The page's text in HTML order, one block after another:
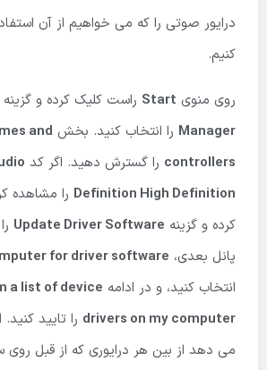
درایور صوتی را که می خواهیم از آن
کنیم.
روی منوی Start راست کلیک کرده و گزینه
Manager را انتخاب کنید. بخش and
controllers را گسترش دهید. اگر کد
Definition High Definition را مشاهده
کرده و گزینه Update Driver Software
پانل بعدی، for driver software
انتخاب کنید، و در ادامه a list of device
drivers on my computer را تایید
می دهد از بین هر درایوری که از قبل